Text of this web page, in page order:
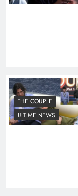
THE COUPLE
ULTIME NEWS